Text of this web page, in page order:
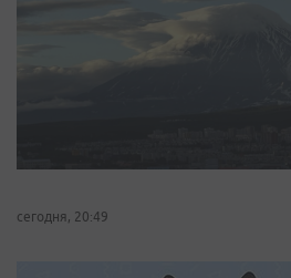
сегодня, 20:49